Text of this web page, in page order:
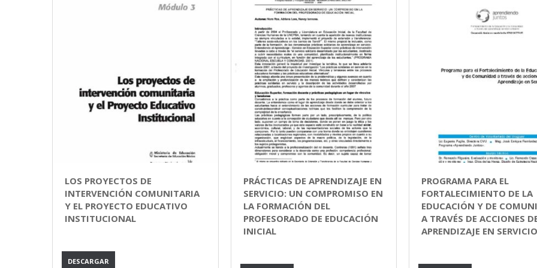
LOS PROYECTOS DE
INTERVENCIÓN COMUNITARIA
Y EL PROYECTO EDUCATIVO
INSTITUCIONAL
DESCARGAR
PRÁCTICAS DE APRENDIZAJE EN
SERVICIO: UN COMPROMISO EN
LA FORMACIÓN DEL
PROFESORADO DE EDUCACIÓN
INICIAL
PROGRAMA PARA EL
FORTALECIMIENTO DE LA
EDUCACIÓN Y DE
A TRAVÉS DE ACCIONES
APRENDIZAJE EN SERVICIO